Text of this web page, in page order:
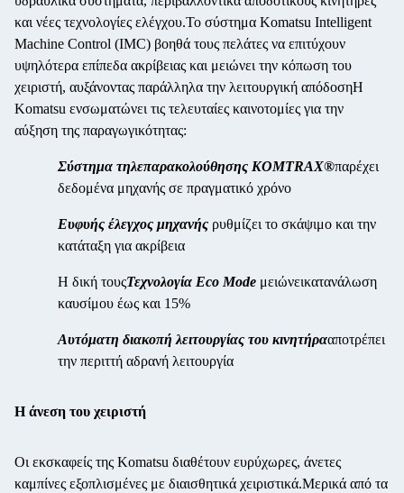
και νέες τεχνολογίες ελέγχου.Το σύστημα Komatsu Intelligent
Machine Control (IMC) βοηθά τους πελάτες να επιτύχουν
υψηλότερα επίπεδα ακρίβειας και μειώνει την κόπωση του
χειριστή, αυξάνοντας παράλληλα την λειτουργική απόδοσηΗ
Komatsu ενσωματώνει τις τελευταίες καινοτομίες για την
αύξηση της παραγωγικότητας:
Σύστημα τηλεπαρακολούθησης KOMTRAX®παρέχει
δεδομένα μηχανής σε πραγματικό χρόνο
Ευφυής έλεγχος μηχανής ρυθμίζει το σκάψιμο και την
κατάταξη για ακρίβεια
Η δική τουςΤεχνολογία Eco Mode μειώνεικατανάλωση
καυσίμου έως και 15%
Αυτόματη διακοπή λειτουργίας του κινητήρααποτρέπει
την περιττή αδρανή λειτουργία
Η άνεση του χειριστή
Οι εκσκαφείς της Komatsu διαθέτουν ευρύχωρες, άνετες
καμπίνες εξοπλισμένες με διαισθητικά χειριστικά.Μερικά από τα